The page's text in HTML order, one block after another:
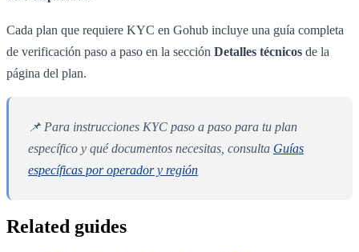
Cada plan que requiere KYC en Gohub incluye una guía completa
de verificación paso a paso en la sección Detalles técnicos de la
página del plan.
📌 Para instrucciones KYC paso a paso para tu plan
específico y qué documentos necesitas, consulta Guías
específicas por operador y región
Related guides